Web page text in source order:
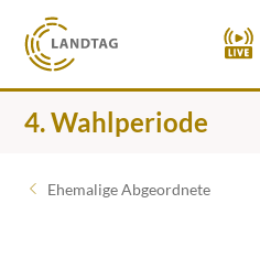
4. Wahlperiode
Ehemalige Abgeordnete